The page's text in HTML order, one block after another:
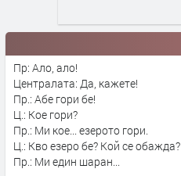
Пр: Ало, ало!
Централата: Да, кажете!
Пр.: Абе гори бе!
Ц.: Кое гори?
Пр.: Ми кое... езерото гори.
Ц.: Кво езеро бе? Кой се обажда?
Пр.: Ми един шаран...